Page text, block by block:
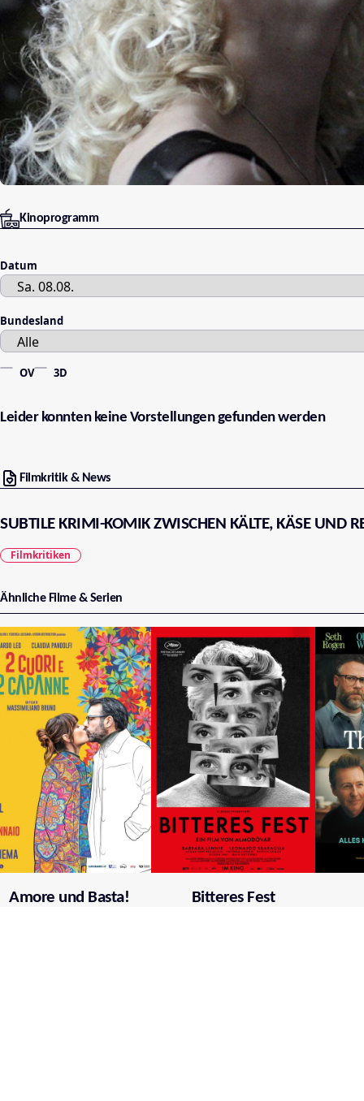
Kinoprogramm
Datum
Bundesland
OV 3D
Leider konnten keine Vorstellungen gefunden werden
Filmkritik & News
SUBTILE KRIMI-KOMIK ZWISCHEN KÄLTE, KÄSE UND
Filmkritiken
Ähnliche Filme & Serien
Amore und Basta! Bitteres Fest